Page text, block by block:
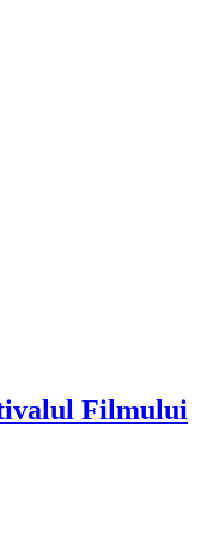
Filmului